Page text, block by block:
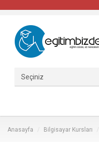
Anasayfa Bilgisayar Kursları